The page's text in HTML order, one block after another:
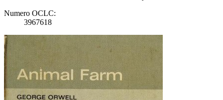
Numero OCLC:
3967618